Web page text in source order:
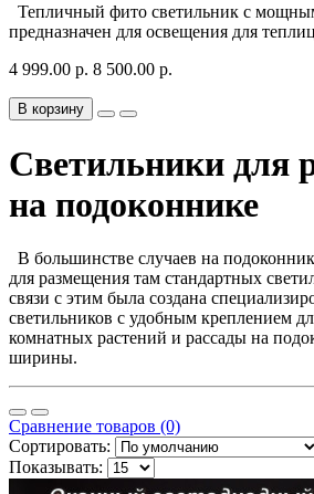
Тепличный фито светильник с
предназначен для освещения для
4 999.00 р. 8 500.00 р.
В корзину
Светильники для
на подоконнике
В большинстве случаев на
для размещения там стандартных
связи с этим была создана
светильников с удобным креплением
комнатных растений и рассады на
ширины.
Сравнение товаров (0)
Сортировать:
Показывать: